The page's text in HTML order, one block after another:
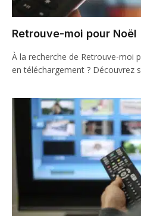
Retrouve-moi pour Noël
À la recherche de Retrouve-moi
en téléchargement ? Découvrez